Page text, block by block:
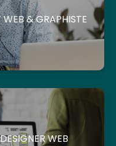
& GRAPHISTE
WEB